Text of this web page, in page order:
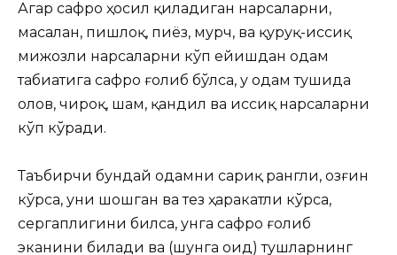
Агар сафро ҳосил қиладиган нарсаларни,
масалан, пишлоқ, пиёз, мурч, ва қуруқ-иссиқ
мижозли нарсаларни кўп ейишдан одам
табиатига сафро ғолиб бўлса, у одам тушида
олов, чироқ, шам, қандил ва иссиқ нарсаларни
кўп кўради.
Таъбирчи бундай одамни сариқ рангли, озғин
кўрса, уни шошган ва тез ҳаракатли кўрса,
сергаплигини билса, унга сафро ғолиб
эканини билади ва (шунга оид) тушларнинг